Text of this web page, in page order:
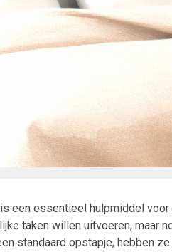
een essentieel hulpmiddel
taken willen uitvoeren, maar
standaard opstapje, hebben